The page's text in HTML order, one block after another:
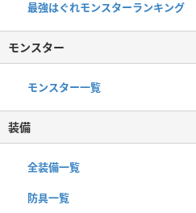
最強はぐれモンスターランキング
モンスター
モンスター一覧
装備
全装備一覧
防具一覧